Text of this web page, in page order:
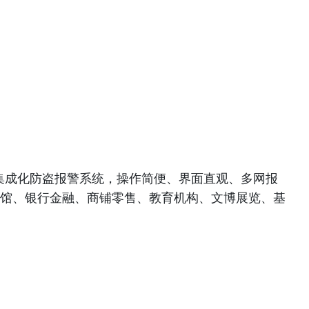
化防盗报警系统，操作简便、界面直观、多网报
、银行金融、商铺零售、教育机构、文博展览、基